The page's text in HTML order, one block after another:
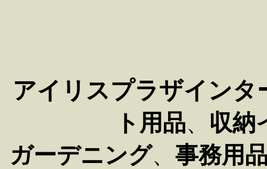
アイリスプラザイン
ト用品、 収納
ガーデニング、 事務用